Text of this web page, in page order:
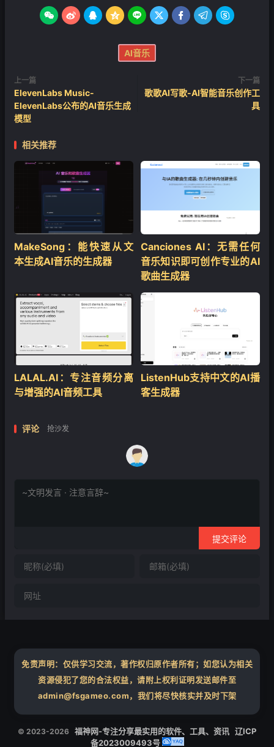
        
AI音乐
上一篇
ElevenLabs Music-
ElevenLabs公布的AI音乐生成
模型
下一篇
歌歌AI写歌-AI智能音乐创作工
具
相关推荐
MakeSong：能快速从文
本生成AI音乐的生成器
Canciones AI：无需任何
音乐知识即可创作专业的AI
歌曲生成器
LALAL.AI：专注音频分离
与增强的AI音频工具
ListenHub支持中文的AI播
客生成器
评论 抢沙发
提交评论
免责声明：仅供学习交流，著作权归原作者所有；如您认为相关
资源侵犯了您的合法权益，请附上权利证明发送邮件至
admin@fsgameo.com，我们将尽快核实并及时下架
© 2023-2026 福神网-专注分享最实用的软件、工具、资讯 辽ICP
备2023009493号